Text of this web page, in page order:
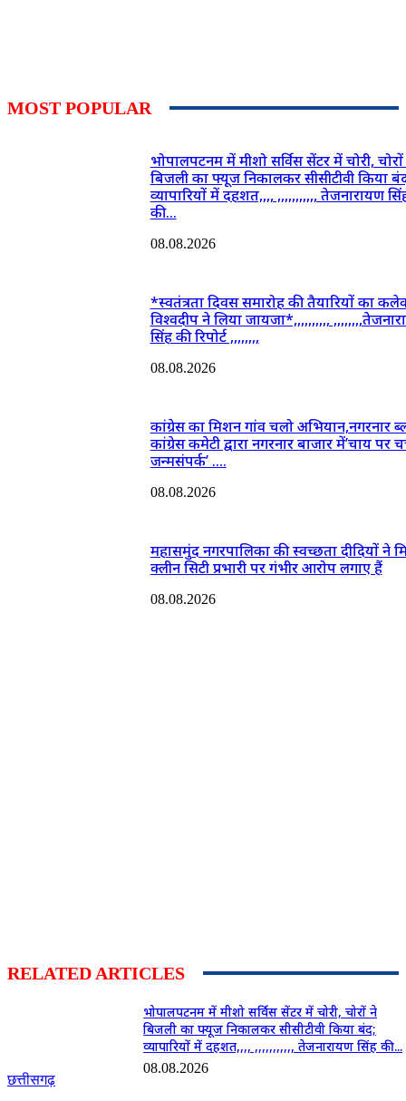
MOST POPULAR
भोपालपटनम में मीशो सर्विस सेंटर में चोरी,
बिजली का फ्यूज निकालकर सीसीटीवी किया
व्यापारियों में दहशत,,,, ,,,,,,,,,,, तेजनारायण
की...
08.08.2026
*स्वतंत्रता दिवस समारोह की तैयारियों का
विश्वदीप ने लिया जायजा*,,,,,,,,,,
सिंह की रिपोर्ट ,,,,,,,,
08.08.2026
कांग्रेस का मिशन गांव चलो अभियान,नगरनार
कांग्रेस कमेटी द्वारा नगरनार बाजार में’चाय पर
जन्मसंपर्क’ ….
08.08.2026
महासमुंद नगरपालिका की स्वच्छता दीदियों ने
क्लीन सिटी प्रभारी पर गंभीर आरोप लगाए हैं
08.08.2026
RELATED ARTICLES
छत्तीसगढ़
भोपालपटनम में मीशो सर्विस सेंटर में चोरी, चोरों ने
बिजली का फ्यूज निकालकर सीसीटीवी किया बंद;
व्यापारियों में दहशत,,,, ,,,,,,,,,,, तेजनारायण सिंह की...
08.08.2026